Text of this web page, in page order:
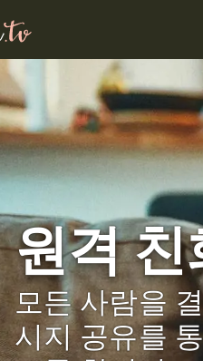
원격
모든 사람을
시지 공유를